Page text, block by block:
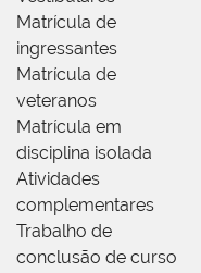
Matrícula de
ingressantes
Matrícula de
veteranos
Matrícula em
disciplina isolada
Atividades
complementares
Trabalho de
conclusão de curso